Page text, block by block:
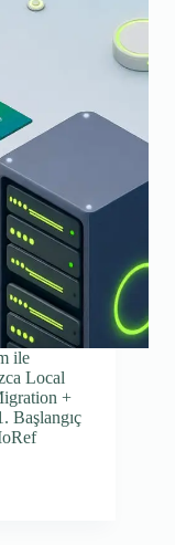
ile
Local
+
Başlangıç